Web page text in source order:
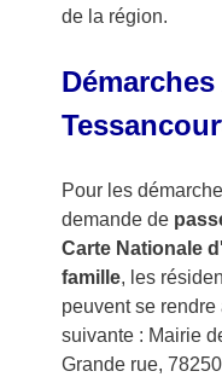
de la région.
Pour les
demande de
Carte Nationale
famille, les
peuvent se rendre
suivante : Mairie
Grande rue,